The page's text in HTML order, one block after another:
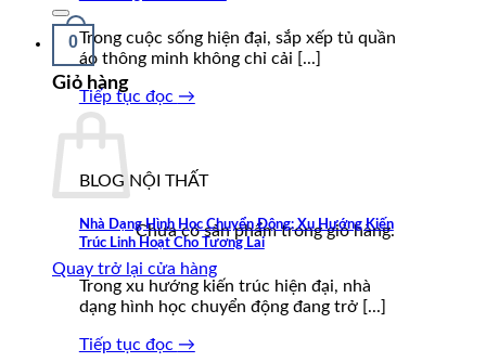
kiếm:
0
Giỏ hàng
Chưa có sản phẩm trong giỏ hàng.
Quay trở lại cửa hàng
Trong cuộc sống hiện đại, sắp xếp tủ quần
áo thông minh không chỉ cải [...]
Tiếp tục đọc →
BLOG NỘI THẤT
Nhà Dạng Hình Học Chuyển Động: Xu Hướng Kiến
Trúc Linh Hoạt Cho Tương Lai
Trong xu hướng kiến trúc hiện đại, nhà
dạng hình học chuyển động đang trở [...]
Tiếp tục đọc →